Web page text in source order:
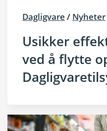
Dagligvare / Nyheter
Usikker
ved å flytte